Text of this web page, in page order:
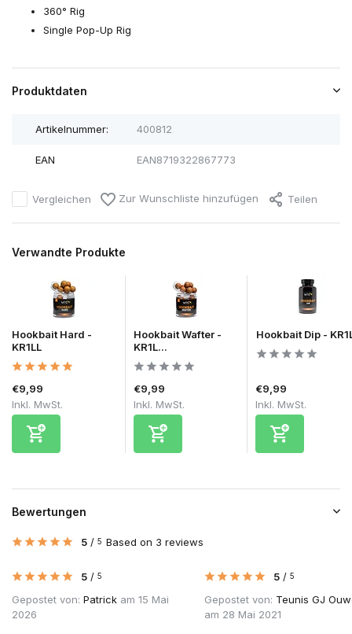
360° Rig
Single Pop-Up Rig
Produktdaten
Artikelnummer: 400812
EAN EAN8719322867773
Vergleichen Zur Wunschliste hinzufügen Teilen
Verwandte Produkte
Hookbait Hard -
KR1LL
€9,99
Inkl. MwSt.
Hookbait Wafter -
KR1L...
€9,99
Inkl. MwSt.
Hookbait Dip -
€9,99
Inkl. MwSt.
Bewertungen
5 / 5 Based on 3 reviews
5 / 5
Gepostet von: Patrick am 15 Mai
2026
5 / 5
Gepostet von: Teunis GJ
am 28 Mai 2021